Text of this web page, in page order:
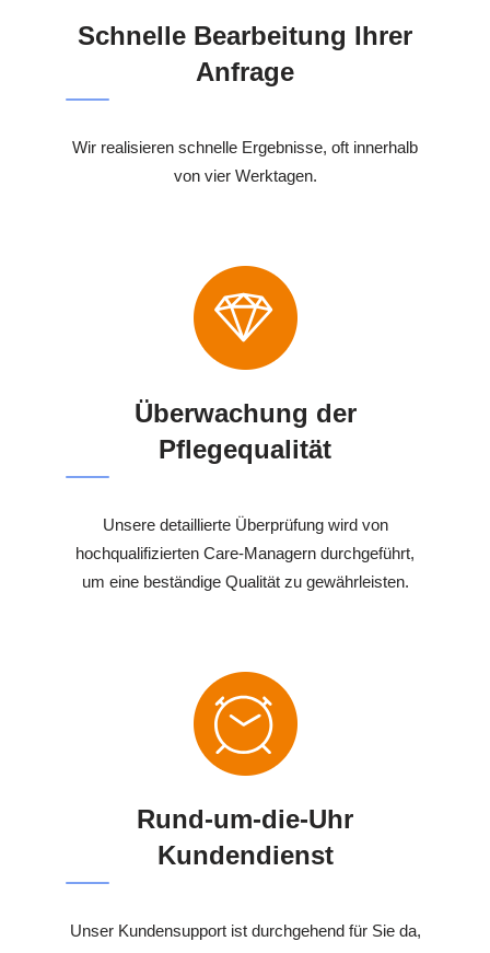
Schnelle Bearbeitung Ihrer
Anfrage
Wir realisieren schnelle Ergebnisse, oft innerhalb
von vier Werktagen.
Überwachung der
Pflegequalität
Unsere detaillierte Überprüfung wird von
hochqualifizierten Care-Managern durchgeführt,
um eine beständige Qualität zu gewährleisten.
Rund-um-die-Uhr
Kundendienst
Unser Kundensupport ist durchgehend für Sie da,